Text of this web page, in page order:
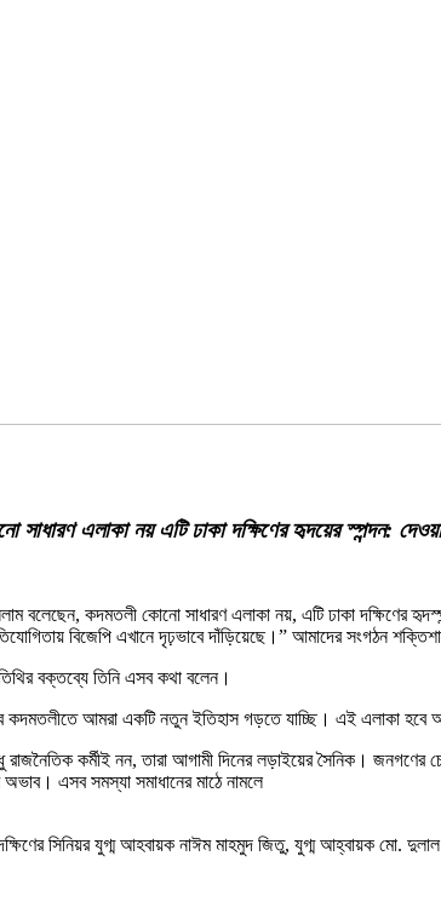
সাধারণ এলাকা নয় এটি ঢাকা দক্ষিণের হৃদয়ের স্পন্দন:
বলেছেন, কদমতলী কোনো সাধারণ এলাকা নয়, এটি ঢাকা দক্ষিণের
বিজেপি এখানে দৃঢ়ভাবে দাঁড়িয়েছে।” আমাদের সংগঠন
বক্তব্যে তিনি এসব কথা বলেন।
কদমতলীতে আমরা একটি নতুন ইতিহাস গড়তে যাচ্ছি। এই এলাকা হবে
রাজনৈতিক কর্মীই নন, তারা আগামী দিনের লড়াইয়ের সৈনিক।
অভাব। এসব সমস্যা সমাধানের মাঠে নামলে
দক্ষিণের সিনিয়র যুগ্ম আহবায়ক নাঈম মাহমুদ জিতু, যুগ্ম আহ্বায়ক মো.